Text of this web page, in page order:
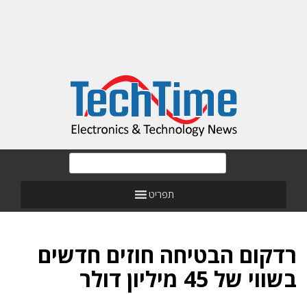
תפריט
רדקום הבטיחה חוזים חדשים
בשווי של 45 מיליון דולר